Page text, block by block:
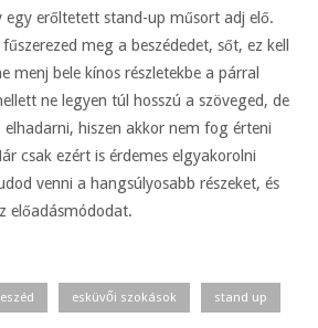
egy erőltetett stand-up műsort adj elő.
meg a beszédedet, sőt, ez kell
menj bele kínos részletekbe a párral
ne legyen túl hosszú a szöveged, de
hiszen akkor nem fog érteni
csak ezért is érdemes elgyakorolni
venni a hangsúlyosabb részeket, és
előadásmódodat.
esküvői szokások stand up